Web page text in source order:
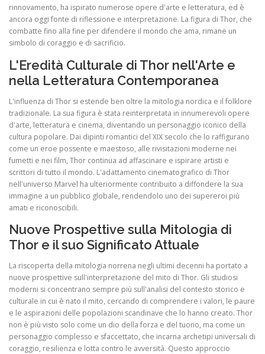
rinnovamento, ha ispirato numerose opere d'arte e letteratura, ed è
ancora oggi fonte di riflessione e interpretazione. La figura di Thor, che
combatte fino alla fine per difendere il mondo che ama, rimane un
simbolo di coraggio e di sacrificio.
L'Eredità Culturale di Thor nell'Arte e
nella Letteratura Contemporanea
L'influenza di Thor si estende ben oltre la mitologia nordica e il folklore
tradizionale. La sua figura è stata reinterpretata in innumerevoli opere
d'arte, letteratura e cinema, diventando un personaggio iconico della
cultura popolare. Dai dipinti romantici del XIX secolo che lo raffigurano
come un eroe possente e maestoso, alle rivisitazioni moderne nei
fumetti e nei film, Thor continua ad affascinare e ispirare artisti e
scrittori di tutto il mondo. L'adattamento cinematografico di Thor
nell'universo Marvel ha ulteriormente contribuito a diffondere la sua
immagine a un pubblico globale, rendendolo uno dei supereroi più
amati e riconoscibili.
Nuove Prospettive sulla Mitologia di
Thor e il suo Significato Attuale
La riscoperta della mitologia norrena negli ultimi decenni ha portato a
nuove prospettive sull'interpretazione del mito di Thor. Gli studiosi
moderni si concentrano sempre più sull'analisi del contesto storico e
culturale in cui è nato il mito, cercando di comprendere i valori, le paure
e le aspirazioni delle popolazioni scandinave che lo hanno creato. Thor
non è più visto solo come un dio della forza e del tuono, ma come un
personaggio complesso e sfaccettato, che incarna archetipi universali di
coraggio, resilienza e lotta contro le avversità. Questo approccio